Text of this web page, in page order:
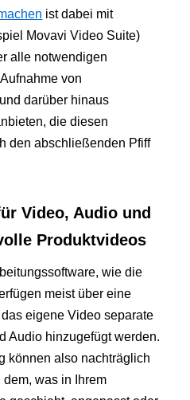
ist dabei mit
Movavi Video Suite)
alle notwendigen
von
darüber hinaus
die diesen
den abschließenden Pfiff
Video, Audio und
Produktvideos
wie die
meist über eine
eigene Video separate
Audio hinzugefügt werden.
können also nachträglich
was in Ihrem